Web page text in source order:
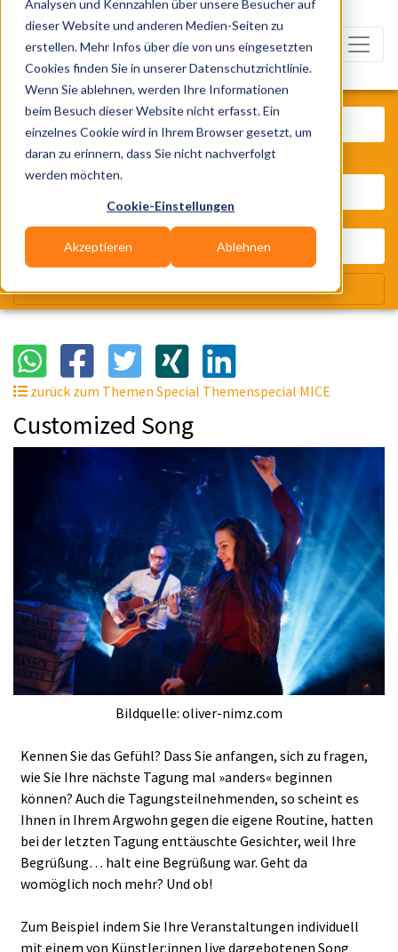
Analysen und Kennzahlen über unsere Besucher auf
dieser Website und anderen Medien-Seiten zu
erstellen. Mehr Infos über die von uns eingesetzten
Cookies finden Sie in unserer Datenschutzrichtlinie.
Wenn Sie ablehnen, werden Ihre Informationen
beim Besuch dieser Website nicht erfasst. Ein
einzelnes Cookie wird in Ihrem Browser gesetzt, um
daran zu erinnern, dass Sie nicht nachverfolgt
werden möchten.
Cookie-Einstellungen
Akzeptieren Ablehnen
zurück zum Themen Special Themenspecial MICE
Customized Song
Bildquelle: oliver-nimz.com
Kennen Sie das Gefühl? Dass Sie anfangen, sich zu fragen,
wie Sie Ihre nächste Tagung mal »anders« beginnen
können? Auch die Tagungsteilnehmenden, so scheint es
Ihnen in Ihrem Argwohn gegen die eigene Routine, hatten
bei der letzten Tagung enttäuschte Gesichter, weil Ihre
Begrüßung… halt eine Begrüßung war. Geht da
womöglich noch mehr? Und ob!
Zum Beispiel indem Sie Ihre Veranstaltungen individuell
mit einem von Künstler:innen live dargebotenen Song
Was? Künstler, Zelte, Bands,
Wir suchen für Dich